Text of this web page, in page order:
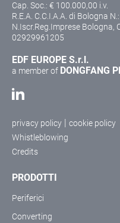
Cap. Soc.: € 100.000,00 i.v.
R.E.A. C.C.I.A.A. di Bologna
N.Iscr.Reg.Imprese Bologna,
02929961205
EDF EUROPE S.r.l.
a member of DONGFANG
privacy policy
cookie policy
Whistleblowing
Credits
PRODOTTI
Periferici
Converting